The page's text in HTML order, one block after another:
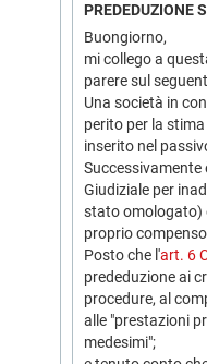
PREDEDUZIONE
Buongiorno,
mi collego a
parere sul
Una società in
perito per la
inserito nel
Giudiziale per
stato omologato)
proprio
Posto che l'art. 6
prededuzione ai
procedure, al
alle "prestazioni
medesimi";